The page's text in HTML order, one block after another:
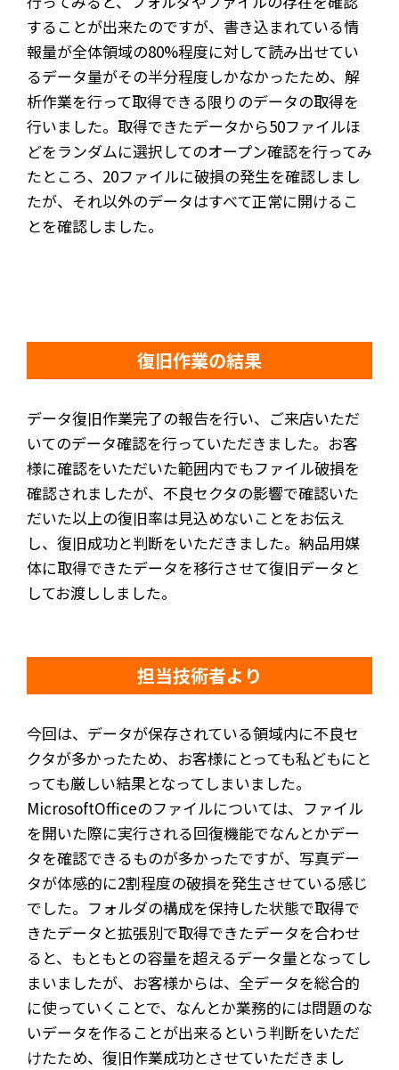
することが出来たのですが、書き込まれている情
報量が全体領域の80%程度に対して読み出せてい
るデータ量がその半分程度しかなかったため、解
析作業を行って取得できる限りのデータの取得を
行いました。取得できたデータから50ファイルほ
どをランダムに選択してのオープン確認を行ってみ
たところ、20ファイルに破損の発生を確認しまし
たが、それ以外のデータはすべて正常に開けるこ
とを確認しました。
復旧作業の結果
データ復旧作業完了の報告を行い、ご来店いただ
いてのデータ確認を行っていただきました。お客
様に確認をいただいた範囲内でもファイル破損を
確認されましたが、不良セクタの影響で確認いた
だいた以上の復旧率は見込めないことをお伝え
し、復旧成功と判断をいただきました。納品用媒
体に取得できたデータを移行させて復旧データと
してお渡ししました。
担当技術者より
今回は、データが保存されている領域内に不良セ
クタが多かったため、お客様にとっても私どもにと
っても厳しい結果となってしまいました。
MicrosoftOfficeのファイルについては、ファイル
を開いた際に実行される回復機能でなんとかデー
タを確認できるものが多かったですが、写真デー
タが体感的に2割程度の破損を発生させている感じ
でした。フォルダの構成を保持した状態で取得で
きたデータと拡張別で取得できたデータを合わせ
ると、もともとの容量を超えるデータ量となってし
まいましたが、お客様からは、全データを総合的
に使っていくことで、なんとか業務的には問題のな
いデータを作ることが出来るという判断をいただ
けたため、復旧作業成功とさせていただきまし